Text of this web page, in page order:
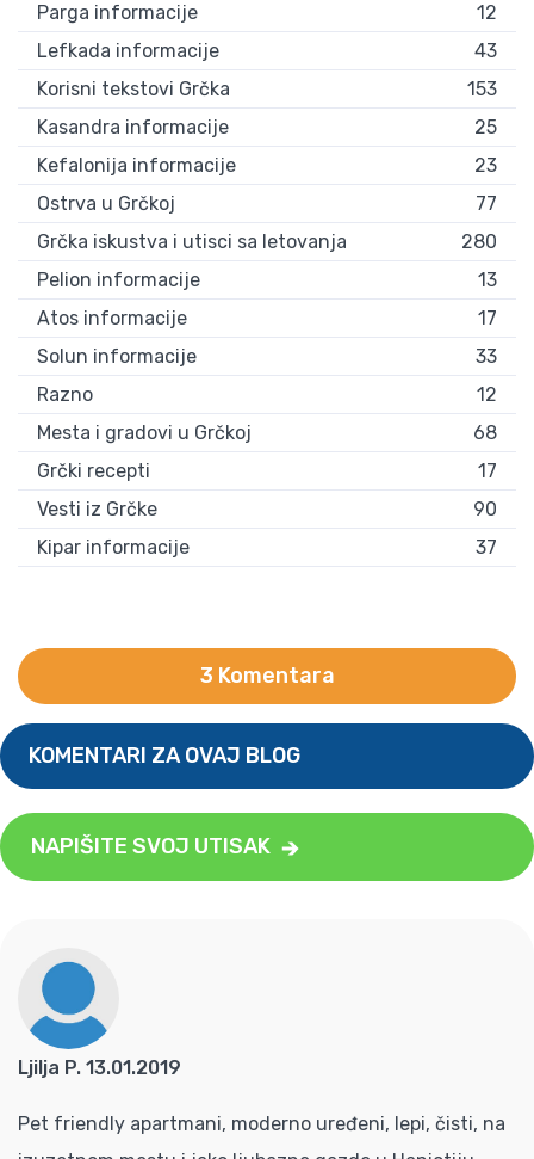
Parga informacije
12
Lefkada informacije
43
Korisni tekstovi Grčka
153
Kasandra informacije
25
Kefalonija informacije
23
Ostrva u Grčkoj
77
Grčka iskustva i utisci sa letovanja
280
Pelion informacije
13
Atos informacije
17
Solun informacije
33
Razno
12
Mesta i gradovi u Grčkoj
68
Grčki recepti
17
Vesti iz Grčke
90
Kipar informacije
37
3 Komentara
KOMENTARI ZA OVAJ BLOG
NAPIŠITE SVOJ UTISAK
Ljilja P. 13.01.2019
Pet friendly apartmani, moderno uređeni, lepi, čisti, na